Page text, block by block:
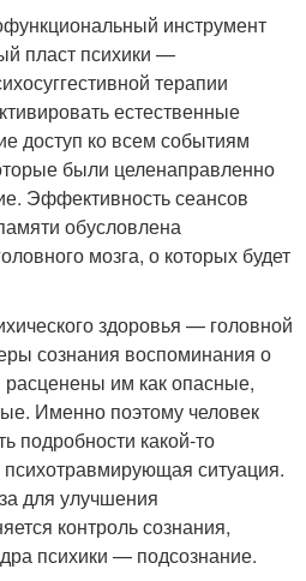
инструмент
пласт психики —
терапии
естественные
доступ ко всем событиям
были целенаправленно
Эффективность сеансов
обусловлена
мозга, о которых будет
здоровья — головной
сознания воспоминания о
им как опасные,
Именно поэтому человек
подробности какой-то
психотравмирующая ситуация.
для улучшения
контроль сознания,
психики — подсознание.